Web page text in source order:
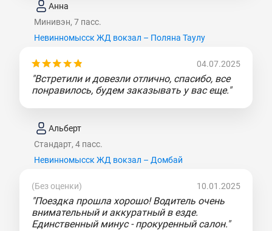
Анна
Минивэн, 7 пасс.
Невинномысск ЖД вокзал – Поляна Таулу
04.07.2025
"Встретили и довезли отлично, спасибо, все
понравилось, будем заказывать у вас еще."
Альберт
Стандарт, 4 пасс.
Невинномысск ЖД вокзал – Домбай
(Без оценки) 10.01.2025
"Поездка прошла хорошо! Водитель очень
внимательный и аккуратный в езде.
Единственный минус - прокуренный салон."